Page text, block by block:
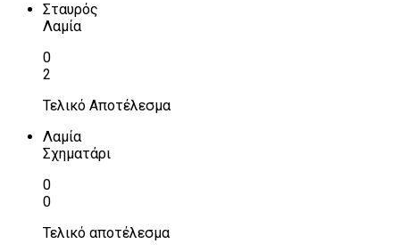
Σταυρός
Λαμία
0
2
Τελικό Αποτέλεσμα
Λαμία
Σχηματάρι
0
0
Τελικό αποτέλεσμα